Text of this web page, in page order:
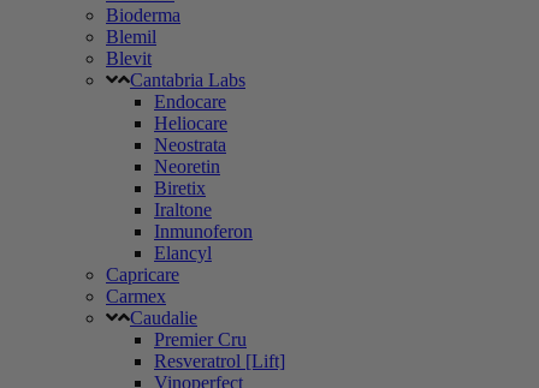
Bioderma
Blemil
Blevit
Cantabria Labs
Endocare
Heliocare
Neostrata
Neoretin
Biretix
Iraltone
Inmunoferon
Elancyl
Capricare
Carmex
Caudalie
Premier Cru
Resveratrol [Lift]
Vinoperfect